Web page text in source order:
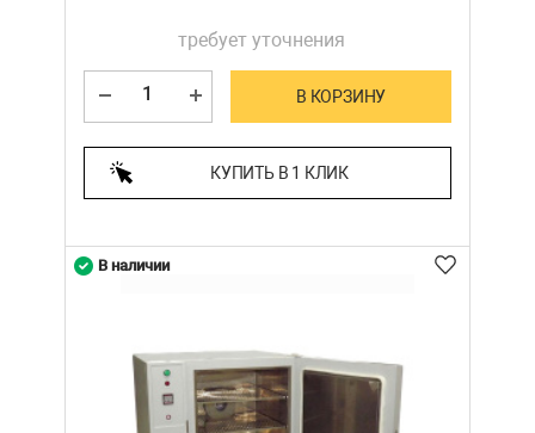
требует уточнения
В КОРЗИНУ
КУПИТЬ В 1 КЛИК
В наличии